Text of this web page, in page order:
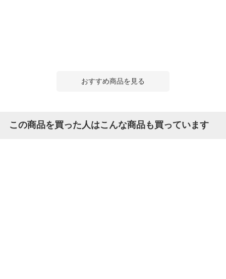
おすすめ商品を見る
この商品を買った人はこんな商品も買っています